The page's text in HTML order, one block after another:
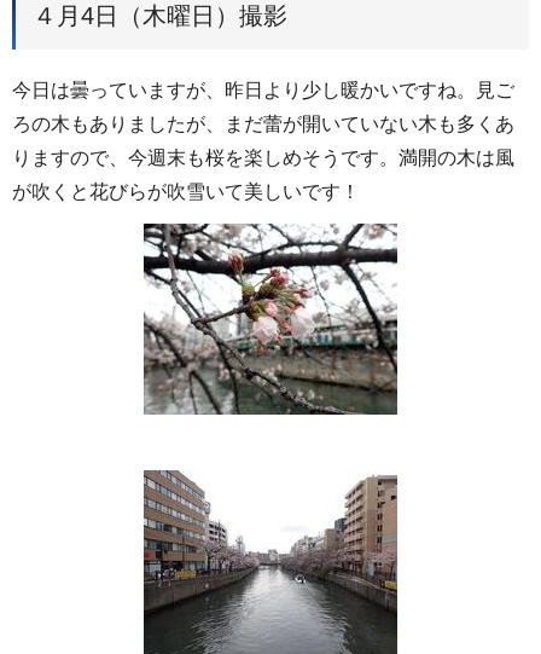
４月4日（木曜日）撮影
今日は曇っていますが、昨日より少し暖かいですね。見ご
ろの木もありましたが、まだ蕾が開いていない木も多くあ
りますので、今週末も桜を楽しめそうです。満開の木は風
が吹くと花びらが吹雪いて美しいです！